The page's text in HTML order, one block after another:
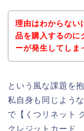
理由はわからない
品を購入するのに
ーが発生してしま
という風な課題を
私自身も同じよう
で【くつリネット
クレジットカード